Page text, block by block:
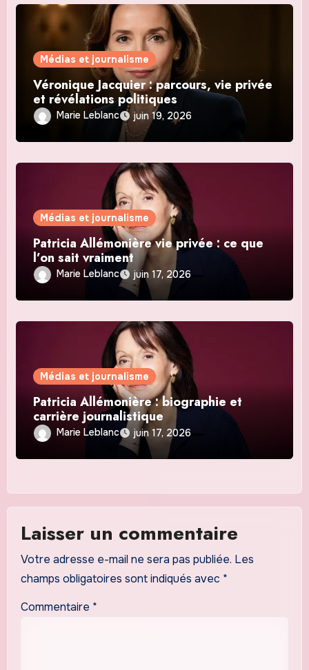
Médias et journalisme
Véronique Jacquier : parcours, vie privée
et révélations politiques
Marie Leblanc juin 19, 2026
Médias et journalisme
Patricia Allémonière vie privée : ce que
l’on sait vraiment
Marie Leblanc juin 17, 2026
Médias et journalisme
Patricia Allémonière : biographie et
carrière journalistique
Marie Leblanc juin 17, 2026
Laisser un commentaire
Votre adresse e-mail ne sera pas publiée. Les
champs obligatoires sont indiqués avec *
Commentaire *